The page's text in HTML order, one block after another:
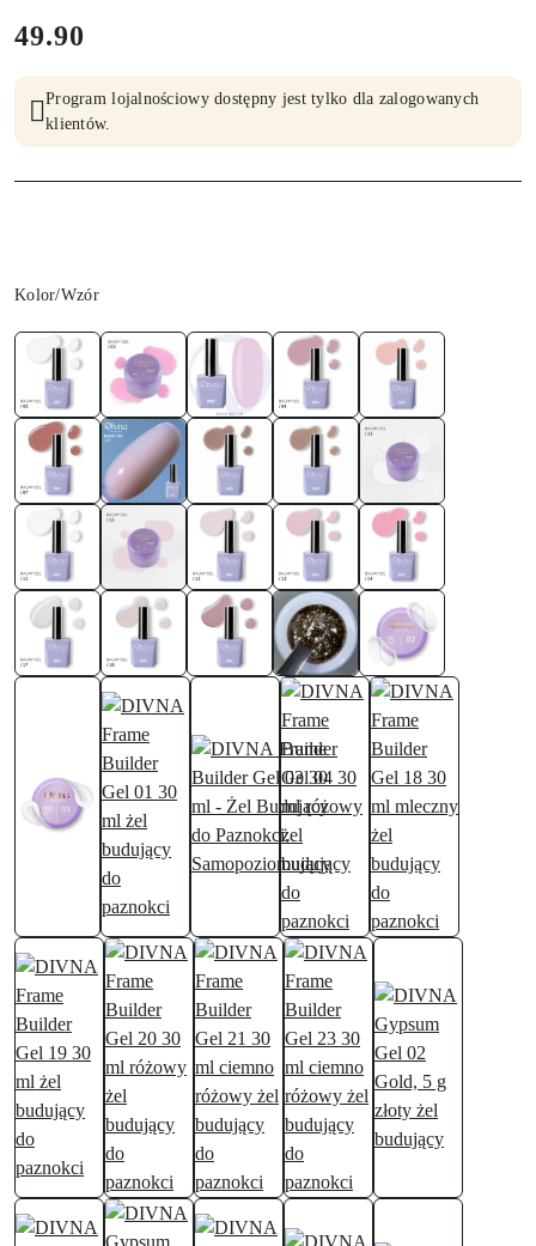
cena:
49.90
Program lojalnościowy dostępny jest tylko dla zalogowanych
klientów.
Wariant
Kolor/Wzór